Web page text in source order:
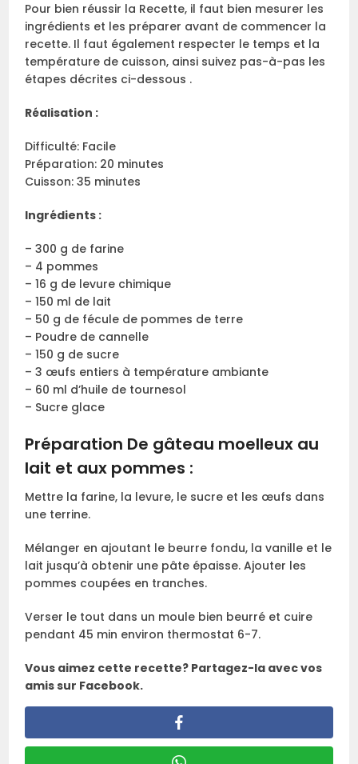
Pour bien réussir la Recette, il faut bien mesurer les
ingrédients et les préparer avant de commencer la
recette. Il faut également respecter le temps et la
température de cuisson, ainsi suivez pas-à-pas les
étapes décrites ci-dessous .
Réalisation :
Difficulté: Facile
Préparation: 20 minutes
Cuisson: 35 minutes
Ingrédients :
– 300 g de farine
– 4 pommes
– 16 g de levure chimique
– 150 ml de lait
– 50 g de fécule de pommes de terre
– Poudre de cannelle
– 150 g de sucre
– 3 œufs entiers à température ambiante
– 60 ml d’huile de tournesol
– Sucre glace
Préparation De gâteau moelleux au
lait et aux pommes :
Mettre la farine, la levure, le sucre et les œufs dans
une terrine.
Mélanger en ajoutant le beurre fondu, la vanille et le
lait jusqu’à obtenir une pâte épaisse. Ajouter les
pommes coupées en tranches.
Verser le tout dans un moule bien beurré et cuire
pendant 45 min environ thermostat 6-7.
Vous aimez cette recette? Partagez-la avec vos
amis sur Facebook.